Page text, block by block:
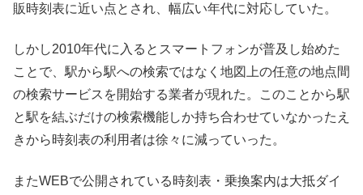
販時刻表に近い点とされ、幅広い年代に対応していた。
しかし2010年代に入るとスマートフォンが普及し始めた
ことで、駅から駅への検索ではなく地図上の任意の地点間
の検索サービスを開始する業者が現れた。このことから駅
と駅を結ぶだけの検索機能しか持ち合わせていなかったえ
きから時刻表の利用者は徐々に減っていった。
またWEBで公開されている時刻表・乗換案内は大抵ダイ